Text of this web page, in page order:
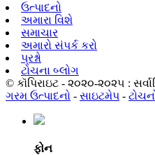
ઉત્પાદનો
અમારા વિશે
સમાચાર
અમારો સંપર્ક કરો
પ્રશ્નો
ટોચના બ્લોગ
© કૉપિરાઇટ - ૨૦૨૦-૨૦૨૫ :
ગરમ ઉત્પાદનો - સાઇટમેપ -
ફોન